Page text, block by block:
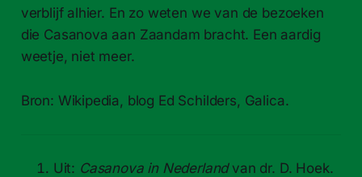
verblijf alhier. En zo weten we van de bezoeken
die Casanova aan Zaandam bracht. Een aardig
weetje, niet meer.
Bron: Wikipedia, blog Ed Schilders, Galica.
Uit: Casanova in Nederlandvan dr. D. Hoek.